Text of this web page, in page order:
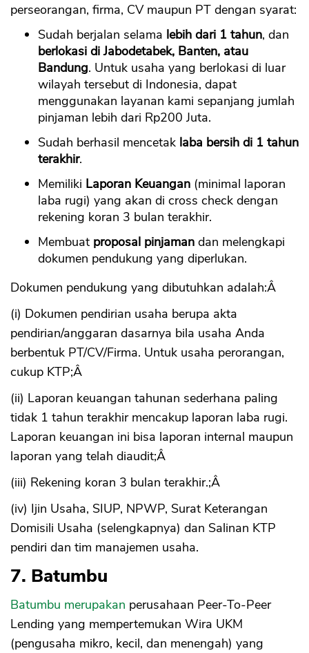
perseorangan, firma, CV maupun PT dengan syarat:
Sudah berjalan selama lebih dari 1 tahun, dan
berlokasi di Jabodetabek, Banten, atau
Bandung. Untuk usaha yang berlokasi di luar
wilayah tersebut di Indonesia, dapat
menggunakan layanan kami sepanjang jumlah
pinjaman lebih dari Rp200 Juta.
Sudah berhasil mencetak laba bersih di 1 tahun
terakhir.
Memiliki Laporan Keuangan (minimal laporan
laba rugi) yang akan di cross check dengan
rekening koran 3 bulan terakhir.
Membuat proposal pinjaman dan melengkapi
dokumen pendukung yang diperlukan.
Dokumen pendukung yang dibutuhkan adalah:Â
(i) Dokumen pendirian usaha berupa akta
pendirian/anggaran dasarnya bila usaha Anda
berbentuk PT/CV/Firma. Untuk usaha perorangan,
cukup KTP;Â
(ii) Laporan keuangan tahunan sederhana paling
tidak 1 tahun terakhir mencakup laporan laba rugi.
Laporan keuangan ini bisa laporan internal maupun
laporan yang telah diaudit;Â
(iii) Rekening koran 3 bulan terakhir.;Â
(iv) Ijin Usaha, SIUP, NPWP, Surat Keterangan
Domisili Usaha (selengkapnya) dan Salinan KTP
pendiri dan tim manajemen usaha.
7. Batumbu
Batumbu merupakan perusahaan Peer-To-Peer
Lending yang mempertemukan Wira UKM
(pengusaha mikro, kecil, dan menengah) yang